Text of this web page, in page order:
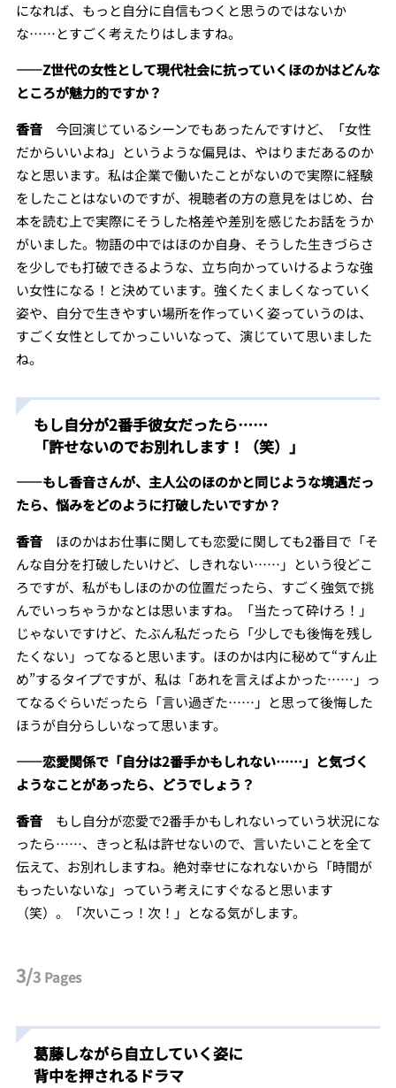
になれば、もっと自分に自信もつくと思うのではないか
な……とすごく考えたりはしますね。
――Z世代の女性として現代社会に抗っていくほのかはどんな
ところが魅力的ですか？
香音 今回演じているシーンでもあったんですけど、「女性
だからいいよね」というような偏見は、やはりまだあるのか
なと思います。私は企業で働いたことがないので実際に経験
をしたことはないのですが、視聴者の方の意見をはじめ、台
本を読む上で実際にそうした格差や差別を感じたお話をうか
がいました。物語の中ではほのか自身、そうした生きづらさ
を少しでも打破できるような、立ち向かっていけるような強
い女性になる！と決めています。強くたくましくなっていく
姿や、自分で生きやすい場所を作っていく姿っていうのは、
すごく女性としてかっこいいなって、演じていて思いました
ね。
もし自分が2番手彼女だったら……
「許せないのでお別れします！（笑）」
――もし香音さんが、主人公のほのかと同じような境遇だっ
たら、悩みをどのように打破したいですか？
香音 ほのかはお仕事に関しても恋愛に関しても2番目で「そ
んな自分を打破したいけど、しきれない……」という役どこ
ろですが、私がもしほのかの位置だったら、すごく強気で挑
んでいっちゃうかなとは思いますね。「当たって砕けろ！」
じゃないですけど、たぶん私だったら「少しでも後悔を残し
たくない」ってなると思います。ほのかは内に秘めて“すん止
め”するタイプですが、私は「あれを言えばよかった……」っ
てなるぐらいだったら「言い過ぎた……」と思って後悔した
ほうが自分らしいなって思います。
――恋愛関係で「自分は2番手かもしれない……」と気づく
ようなことがあったら、どうでしょう？
香音 もし自分が恋愛で2番手かもしれないっていう状況にな
ったら……、きっと私は許せないので、言いたいことを全て
伝えて、お別れしますね。絶対幸せになれないから「時間が
もったいないな」っていう考えにすぐなると思います
（笑）。「次いこっ！次！」となる気がします。
3/3 Pages
葛藤しながら自立していく姿に
背中を押されるドラマ